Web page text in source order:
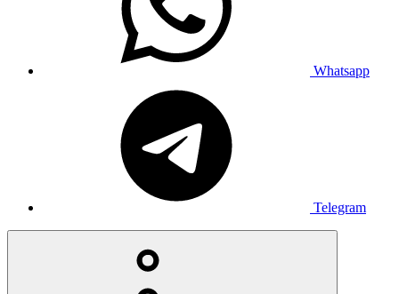
Whatsapp
Telegram